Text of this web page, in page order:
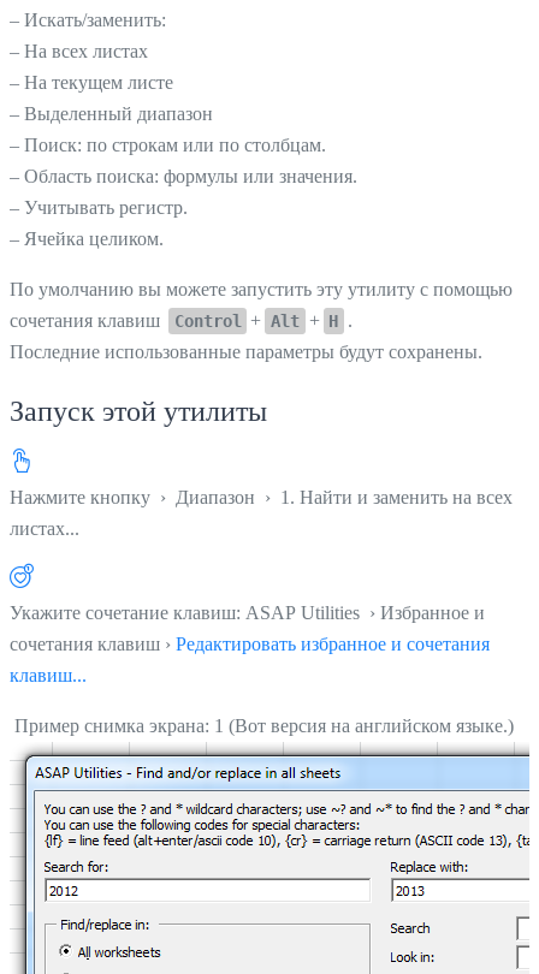
– Искать/заменить:
– На всех листах
– На текущем листе
– Выделенный диапазон
– Поиск: по строкам или по столбцам.
– Область поиска: формулы или значения.
– Учитывать регистр.
– Ячейка целиком.
По умолчанию вы можете запустить эту утилиту с помощью
сочетания клавиш
Control + Alt + H .
Последние использованные параметры будут сохранены.
Запуск этой утилиты
Нажмите кнопку › Диапазон › 1. Найти и заменить на всех
листах...
Укажите сочетание клавиш: ASAP Utilities › Избранное и
сочетания клавиш › Редактировать избранное и сочетания
клавиш...
Пример снимка экрана: 1 (Вот версия на английском языке.)